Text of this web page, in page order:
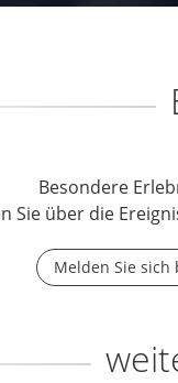
Besondere
Sie über die
Melden Sie